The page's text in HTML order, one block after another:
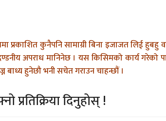
प्रकाशित कुनैपनि सामाग्री बिना इजाजत लिई
अपराध मानिनेछ । यस किसिमको कार्य गरेको
बाध्य हुनेछौ भनी सचेत गराउन चाहन्छौं ।
प्रतिक्रिया दिनुहोस् !